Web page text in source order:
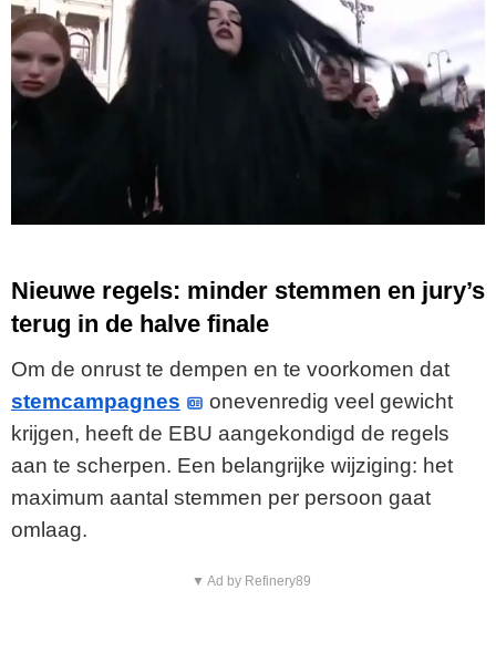
Nieuwe regels: minder stemmen en jury’s
terug in de halve finale
Om de onrust te dempen en te voorkomen dat
stemcampagnes
onevenredig veel gewicht
krijgen, heeft de EBU aangekondigd de regels
aan te scherpen. Een belangrijke wijziging: het
maximum aantal stemmen per persoon gaat
omlaag.
▼ Ad by Refinery89